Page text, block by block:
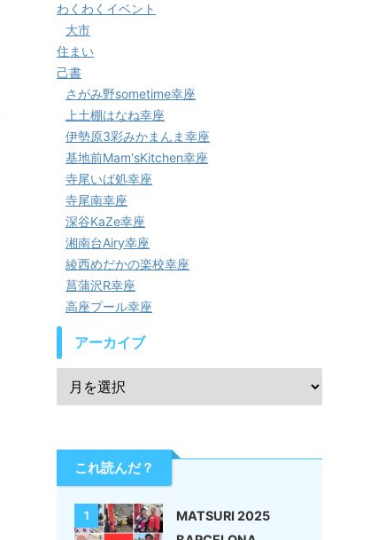
わくわくイベント
大市
住まい
己書
さがみ野sometime幸座
上土棚はなね幸座
伊勢原3彩みかまんま幸座
基地前Mam'sKitchen幸座
寺尾いば処幸座
寺尾南幸座
深谷KaZe幸座
湘南台Airy幸座
綾西めだかの楽校幸座
菖蒲沢R幸座
高座プール幸座
アーカイブ
これ読んだ？
1
MATSURI 2025